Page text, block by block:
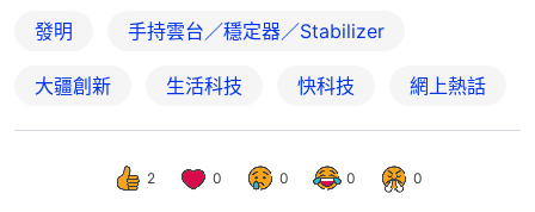
發明 手持雲台／穩定器／Stabilizer
大疆創新 生活科技 快科技 網上熱話
2 0 0 0 0